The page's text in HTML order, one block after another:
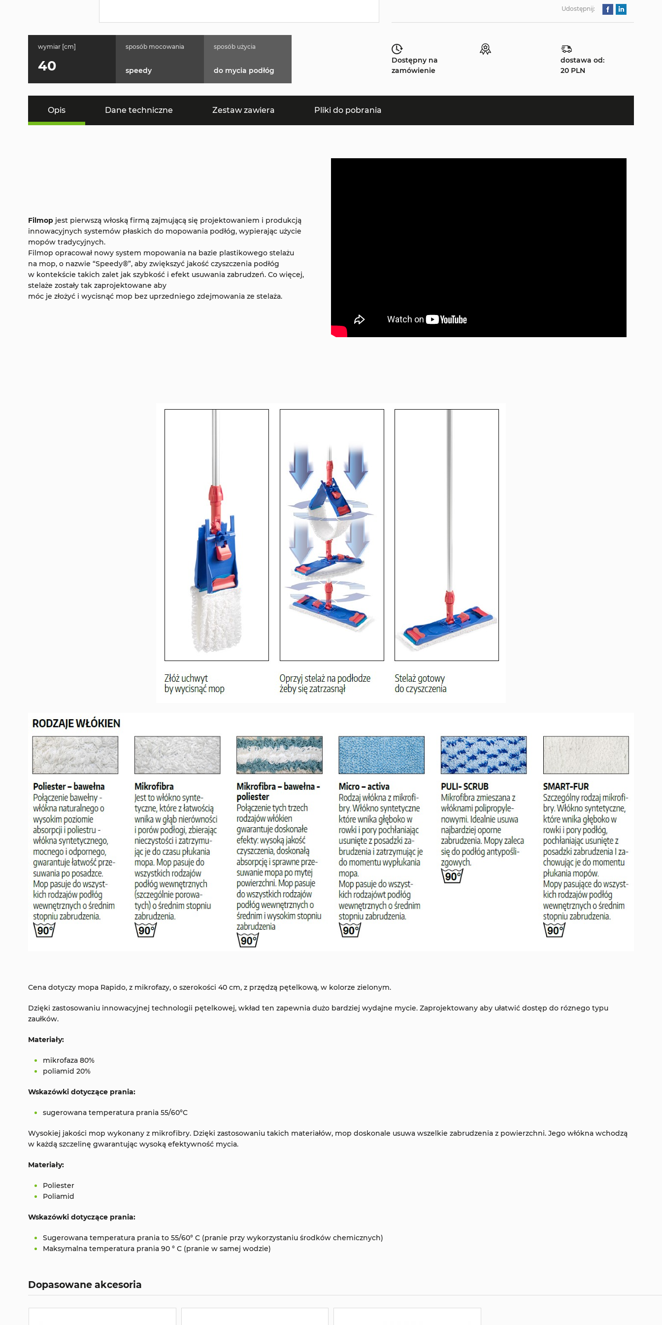
Udostępnij:
wymiar [cm]
40
sposób mocowania
speedy
sposób użycia
do mycia podłóg
Dostępny na
zamówienie
dostawa od:
20 PLN
Opis Dane techniczne Zestaw zawiera Pliki do pobrania
Filmop jest pierwszą włoską firmą zajmującą się projektowaniem i produkcją
innowacyjnych systemów płaskich do mopowania podłóg, wypierając użycie
mopów tradycyjnych.
Filmop opracował nowy system mopowania na bazie plastikowego stelażu
na mop, o nazwie “Speedy®”, aby zwiększyć jakość czyszczenia podłóg
w kontekście takich zalet jak szybkość i efekt usuwania zabrudzeń. Co więcej,
stelaże zostały tak zaprojektowane aby
móc je złożyć i wycisnąć mop bez uprzedniego zdejmowania ze stelaża.
Cena dotyczy mopa Rapido, z mikrofazy, o szerokości 40 cm, z przędzą pętelkową, w kolorze zielonym.
Dzięki zastosowaniu innowacyjnej technologii pętelkowej, wkład ten zapewnia dużo bardziej wydajne mycie. Zaprojektowany aby ułatwić dostęp do róznego typu
zaułków.
Materiały:
mikrofaza 80%
poliamid 20%
Wskazówki dotyczące prania:
sugerowana temperatura prania 55/60°C
Wysokiej jakości mop wykonany z mikrofibry. Dzięki zastosowaniu takich materiałów, mop doskonale usuwa wszelkie zabrudzenia z powierzchni. Jego włókna wchodzą
w każdą szczelinę gwarantując wysoką efektywność mycia.
Materiały:
Poliester
Poliamid
Wskazówki dotyczące prania:
Sugerowana temperatura prania to 55/60° C (pranie przy wykorzystaniu środków chemicznych)
Maksymalna temperatura prania 90 ° C (pranie w samej wodzie)
Dopasowane akcesoria